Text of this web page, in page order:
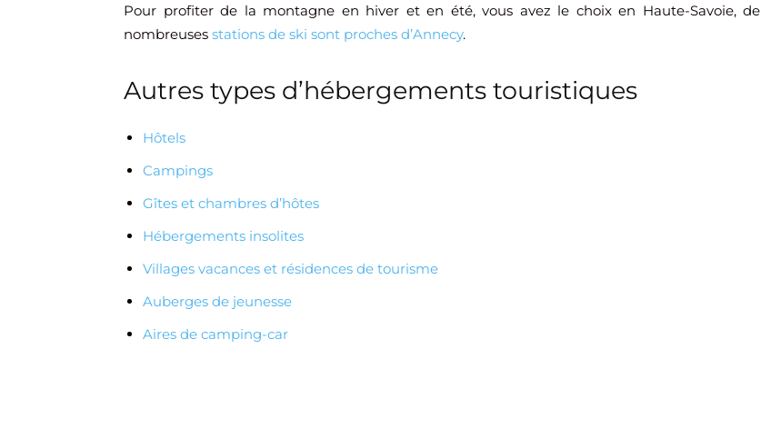
Pour profiter de la montagne en hiver et en été, vous avez le choix en Haute-Savoie, de
nombreuses stations de ski sont proches d’Annecy.
Autres types d’hébergements touristiques
Hôtels
Campings
Gîtes et chambres d’hôtes
Hébergements insolites
Villages vacances et résidences de tourisme
Auberges de jeunesse
Aires de camping-car